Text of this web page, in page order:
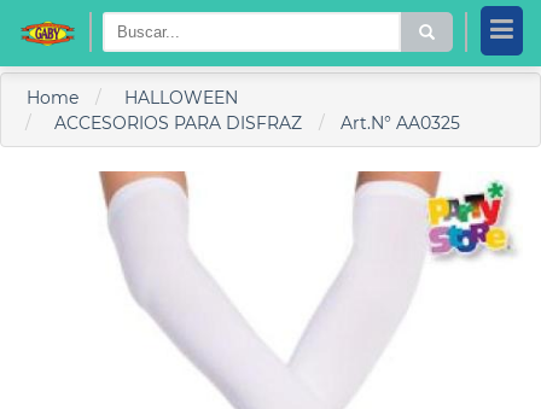
Home
HALLOWEEN
ACCESORIOS PARA DISFRAZ
Art.N° AA0325